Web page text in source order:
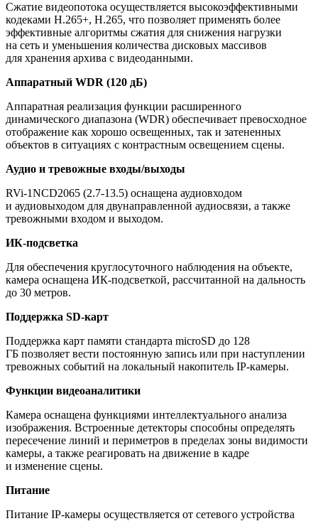
Сжатие видеопотока осуществляется высокоэффективными
кодеками H.265+, H.265, что позволяет применять более
эффективные алгоритмы сжатия для снижения нагрузки
на сеть и уменьшения количества дисковых массивов
для хранения архива с видеоданными.
Аппаратный WDR (120 дБ)
Аппаратная реализация функции расширенного
динамического диапазона (WDR) обеспечивает превосходное
отображение как хорошо освещенных, так и затененных
объектов в ситуациях с контрастным освещением сцены.
Аудио и тревожные входы/выходы
RVi-1NCD2065 (2.7-13.5) оснащена аудиовходом
и аудиовыходом для двунаправленной аудиосвязи, а также
тревожными входом и выходом.
ИК-подсветка
Для обеспечения круглосуточного наблюдения на объекте,
камера оснащена ИК-подсветкой, рассчитанной на дальность
до 30 метров.
Поддержка SD-карт
Поддержка карт памяти стандарта microSD до 128
ГБ позволяет вести постоянную запись или при наступлении
тревожных событий на локальный накопитель IP-камеры.
Функции видеоаналитики
Камера оснащена функциями интеллектуального анализа
изображения. Встроенные детекторы способны определять
пересечение линий и периметров в пределах зоны видимости
камеры, а также реагировать на движение в кадре
и изменение сцены.
Питание
Питание IP-камеры осуществляется от сетевого устройства